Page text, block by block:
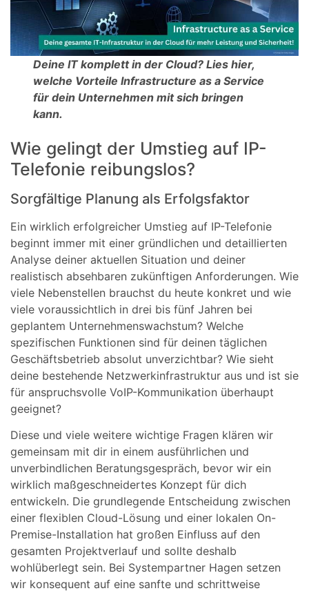
Deine IT komplett in der Cloud? Lies hier,
welche Vorteile Infrastructure as a Service
für dein Unternehmen mit sich bringen
kann.
Wie gelingt der Umstieg auf IP-
Telefonie reibungslos?
Sorgfältige Planung als Erfolgsfaktor
Ein wirklich erfolgreicher Umstieg auf IP-Telefonie
beginnt immer mit einer gründlichen und detaillierten
Analyse deiner aktuellen Situation und deiner
realistisch absehbaren zukünftigen Anforderungen. Wie
viele Nebenstellen brauchst du heute konkret und wie
viele voraussichtlich in drei bis fünf Jahren bei
geplantem Unternehmenswachstum? Welche
spezifischen Funktionen sind für deinen täglichen
Geschäftsbetrieb absolut unverzichtbar? Wie sieht
deine bestehende Netzwerkinfrastruktur aus und ist sie
für anspruchsvolle VoIP-Kommunikation überhaupt
geeignet?
Diese und viele weitere wichtige Fragen klären wir
gemeinsam mit dir in einem ausführlichen und
unverbindlichen Beratungsgespräch, bevor wir ein
wirklich maßgeschneidertes Konzept für dich
entwickeln. Die grundlegende Entscheidung zwischen
einer flexiblen Cloud-Lösung und einer lokalen On-
Premise-Installation hat großen Einfluss auf den
gesamten Projektverlauf und sollte deshalb
wohlüberlegt sein. Bei Systempartner Hagen setzen
wir konsequent auf eine sanfte und schrittweise